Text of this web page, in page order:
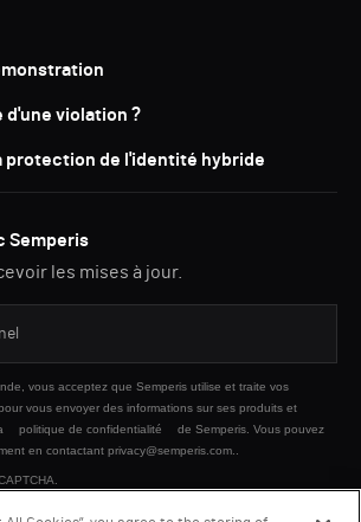
d'une violation ?
protection de l'identité hybride
Semperis
les mises à jour.
vous acceptez que Semperis utilise et traite vos
vous envoyer des informations sur ses produits et
politique de confidentialité
de Semperis. Vous pouvez
en contactant privacy@semperis.com..